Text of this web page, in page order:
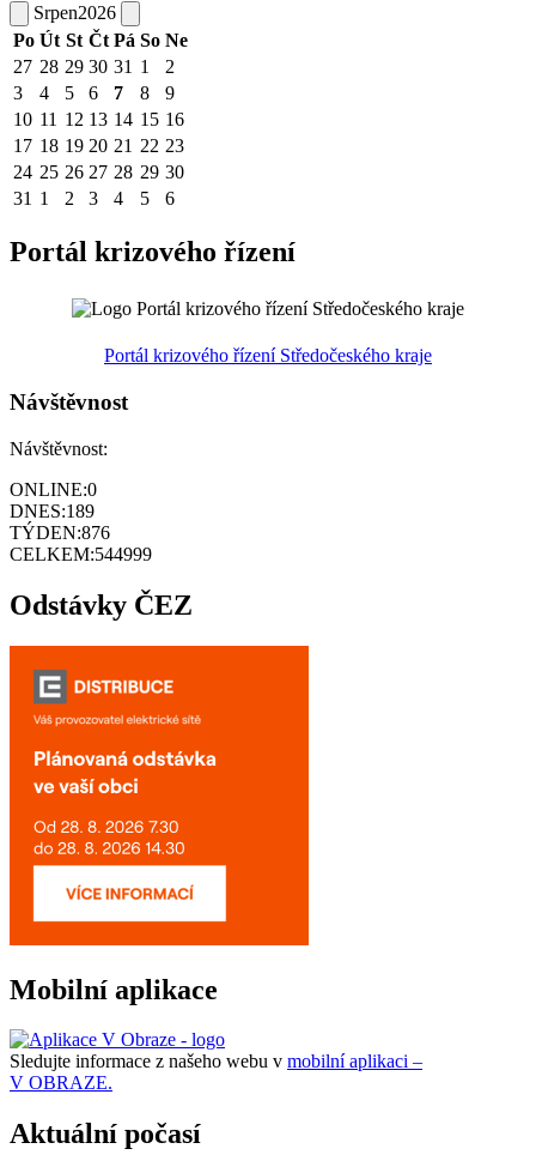
Srpen2026
Po Út St Čt Pá So Ne
27 28 29 30 31 1
2
3
4 5 6 7 8
9
10 11 12 13 14 15 16
17 18 19 20 21 22 23
24 25 26 27 28 29 30
31 1 2 3 4 5 6
Portál krizového řízení
Portál krizového řízení Středočeského kraje
Návštěvnost
Návštěvnost:
ONLINE:0
DNES:189
TÝDEN:876
CELKEM:544999
Odstávky ČEZ
Mobilní aplikace
Sledujte informace z našeho webu v mobilní aplikaci –
V OBRAZE.
Aktuální počasí